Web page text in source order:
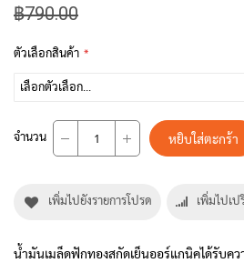
฿790.00
ตัวเลือกสินค้า
จำนวน หยิบใส่ตะกร้า
เพิ่มไปยังรายการโปรด เพิ่มไปเป
น้ำมันเมล็ดฟักทองสกัดเย็นออร์แกนิคได้รับคว